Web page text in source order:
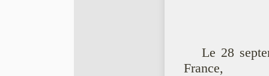
Le 28
France,